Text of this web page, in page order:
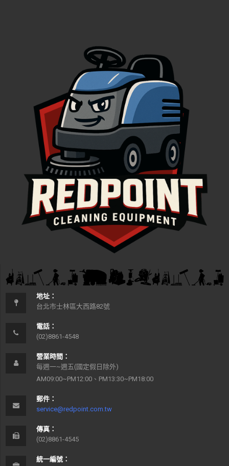
地址：
台北市士林區大西路82號
電話：
(02)8861-4548
營業時間：
每週一~週五(國定假日除外)
AM09:00~PM12:00、PM13:30~PM18:00
郵件：
service@redpoint.com.tw
傳真：
(02)8861-4545
統一編號：